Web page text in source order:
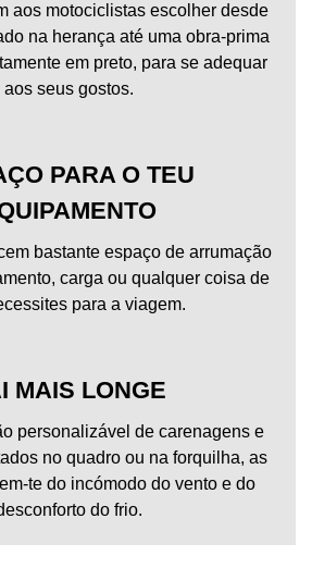
aos motociclistas escolher desde
na herança até uma obra-prima
em preto, para se adequar
aos seus gostos.
PARA O TEU
bastante espaço de arrumação
carga ou qualquer coisa de
para a viagem.
MAIS LONGE
personalizável de carenagens e
no quadro ou na forquilha, as
te do incómodo do vento e do
do frio.